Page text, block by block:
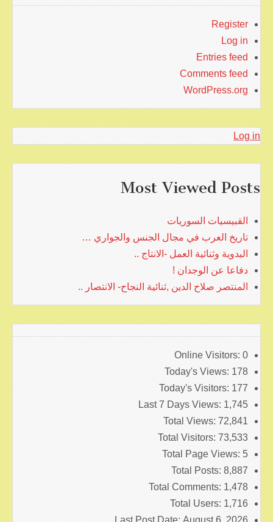
Register
Log in
Entries feed
Comments feed
WordPress.org
Log in
Most Viewed Posts
القبيسيات السوريات
تاريخ العرب في مجال الجنس والجواري …
البدوية وثنائية العمل -الانتاج ..
دفاعا عن الوجدان !
المنتصر صلاح الدين ,ثنائية النجاح- الانتصار ..
Online Visitors: 0
Today's Views: 178
Today's Visitors: 177
Last 7 Days Views: 1,745
Total Views: 72,841
Total Visitors: 73,533
Total Page Views: 5
Total Posts: 8,887
Total Comments: 1,478
Total Users: 1,716
Last Post Date: August 6, 2026